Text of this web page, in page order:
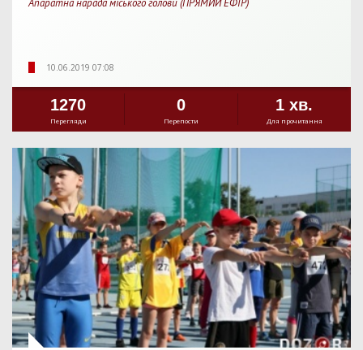
Апаратна нарада міського голови (ПРЯМИЙ ЕФІР)
10.06.2019 07:08
1270
Перегляди
0
Перепости
1 хв.
Для прочитання